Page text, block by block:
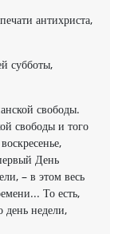
антихриста,
субботы,
свободы.
свободы и того
День
– в этом весь
То есть,
день недели,